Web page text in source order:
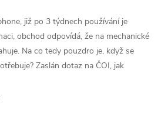
již po 3 týdnech používání je
obchod odpovídá, že na mechanické
Na co tedy pouzdro je, když se
Zaslán dotaz na ČOI, jak